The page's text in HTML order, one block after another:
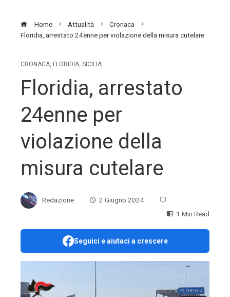
Home Attualità
Cronaca
Floridia, arrestato 24enne per violazione della misura cutelare
CRONACA, FLORIDIA, SICILIA
Floridia, arrestato
24enne per
violazione della
misura cutelare
Redazione
2 Giugno 2024
1 Min Read
Seguici e aiutaci a crescere